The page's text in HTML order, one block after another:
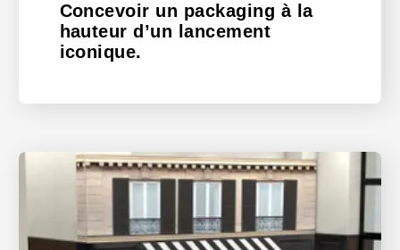
Concevoir un packaging à la
hauteur d’un lancement
iconique.